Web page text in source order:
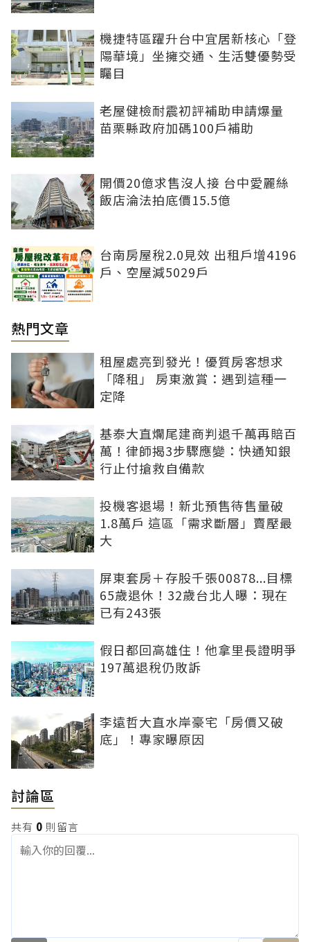
機捷特區躍升台中宜居新核心「登
陽華境」坐擁交通、生活雙優勢受
矚目
老屋健檢耐震初評補助申請爆量
苗栗縣政府加碼100戶補助
開價20億求售沒人接 台中愛麗絲
飯店淪法拍底價15.5億
台南房屋稅2.0見效 出租戶增4196
戶、空屋減5029戶
熱門文章
租屋處亮到發光！優質房客想求
「降租」 房東激賞：遇到這種一
定降
基泰大直爛尾建商判退千萬再賠百
萬！律師揭3步驟應變：快通知銀
行止付搶救自備款
投機客退場！新北預售待售量破
1.8萬戶 這區「需求斷層」賣壓最
大
屏東套房＋存股千張00878...目標
65歲退休！32歲台北人曝：現在
已有243張
假日都回高雄住！他拿里長證明爭
197萬退稅仍敗訴
李遠哲大直水岸豪宅「房價又破
底」！專家曝原因
討論區
共有 0 則留言